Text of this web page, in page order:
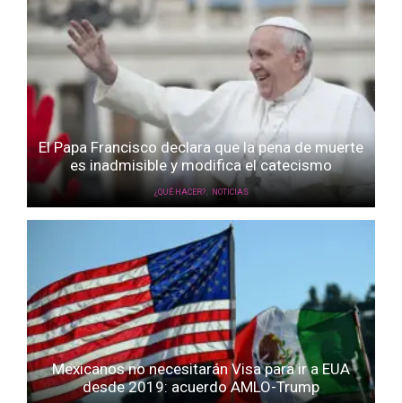
El Papa Francisco declara que la pena de muerte
es inadmisible y modifica el catecismo
¿QUÉ HACER?, NOTICIAS
Mexicanos no necesitarán Visa para ir a EUA
desde 2019: acuerdo AMLO-Trump